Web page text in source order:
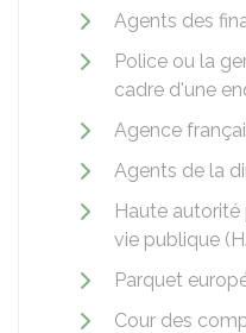
Agents des
Police ou la
cadre d'une
Agence
Agents de la
Haute
vie publique
Parquet
Cour des